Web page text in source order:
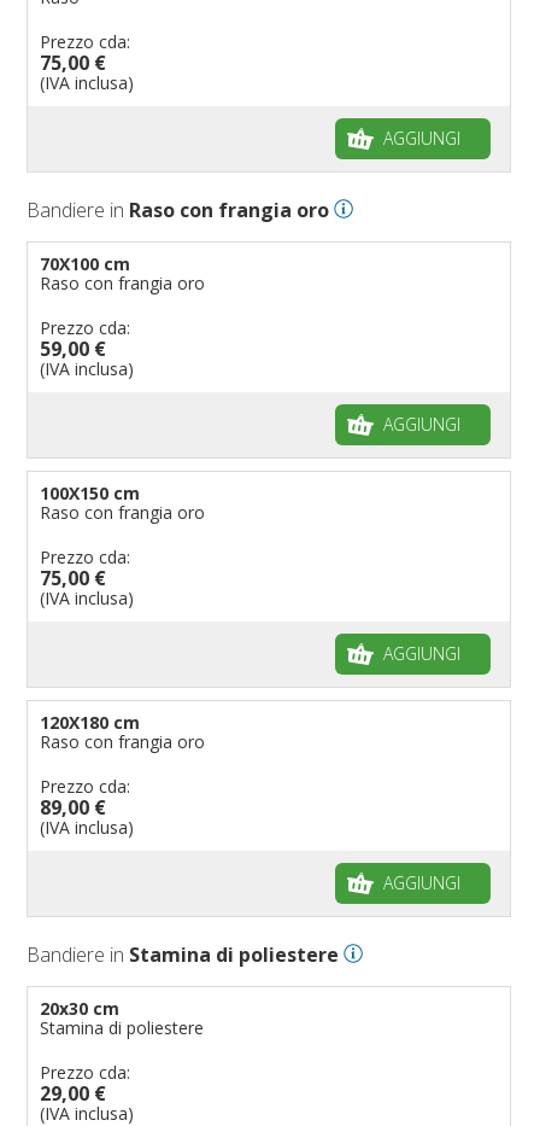
Prezzo cda:
75,00 €
(IVA inclusa)
AGGIUNGI
Bandiere in Raso con frangia oro
70X100 cm
Raso con frangia oro
Prezzo cda:
59,00 €
(IVA inclusa)
AGGIUNGI
100X150 cm
Raso con frangia oro
Prezzo cda:
75,00 €
(IVA inclusa)
AGGIUNGI
120X180 cm
Raso con frangia oro
Prezzo cda:
89,00 €
(IVA inclusa)
AGGIUNGI
Bandiere in Stamina di poliestere
20x30 cm
Stamina di poliestere
Prezzo cda:
29,00 €
(IVA inclusa)